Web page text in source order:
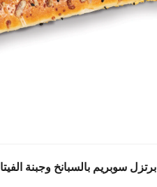
برتزل سوبريم بالسبانخ وجبنة الفيتا